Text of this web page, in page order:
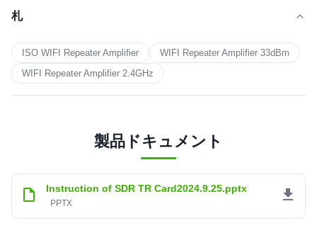
札
ISO WIFI Repeater Amplifier
WIFI Repeater Amplifier 33dBm
WIFI Repeater Amplifier 2.4GHz
製品ドキュメント
Instruction of SDR TR Card2024.9.25.pptx
PPTX